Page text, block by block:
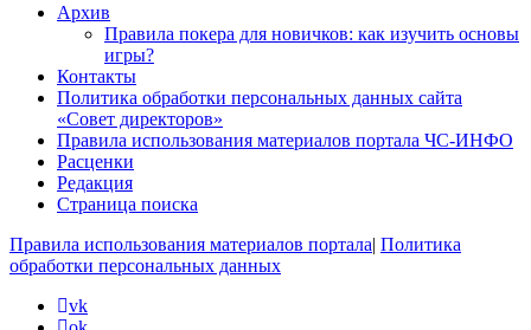
Архив
Правила покера для новичков: как изучить основы
игры?
Контакты
Политика обработки персональных данных сайта
«Совет директоров»
Правила использования материалов портала ЧС-ИНФО
Расценки
Редакция
Страница поиска
Правила использования материалов портала| Политика
обработки персональных данных
vk